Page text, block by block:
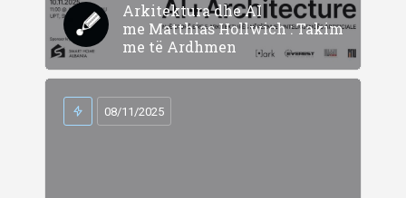
Arkitektura dhe AI
me Matthias Hollwich : Takim
me të Ardhmen
08/11/2025